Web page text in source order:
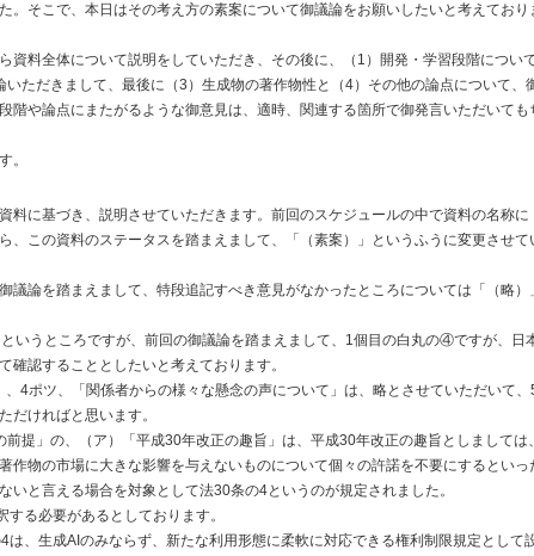
。そこで、本日はその考え方の素案について御議論をお願いしたいと考えており
資料全体について説明をしていただき、その後に、（1）開発・学習段階について
ただきまして、最後に（3）生成物の著作物性と（4）その他の論点について、
階や論点にまたがるような御意見は、適時、関連する箇所で御発言いただいても
。
料に基づき、説明させていただきます。前回のスケジュールの中で資料の名称に
、この資料のステータスを踏まえまして、「（素案）」というふうに変更させて
論を踏まえまして、特段追記すべき意見がなかったところについては「（略）」
いうところですが、前回の御議論を踏まえまして、1個目の白丸の④ですが、日
認することとしたいと考えております。
4ポツ、「関係者からの様々な懸念の声について」は、略とさせていただいて、
だければと思います。
提」の、（ア）「平成30年改正の趣旨」は、平成30年改正の趣旨としましては、
作物の市場に大きな影響を与えないものについて個々の許諾を不要にするといっ
と言える場合を対象として法30条の4というのが規定されました。
る必要があるとしております。
、生成AIのみならず、新たな利用形態に柔軟に対応できる権利制限規定として